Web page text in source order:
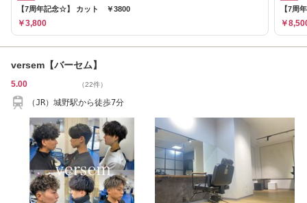
【7周年記念☆】 カット ￥3800
￥3,800
【7周
￥
versem【バーセム】
5.00 （22件）
（JR）城野駅から徒歩7分